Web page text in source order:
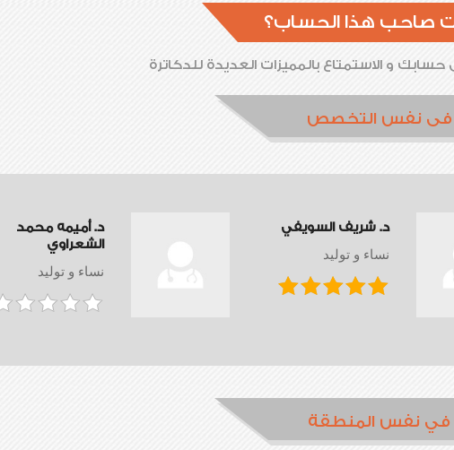
صاحب هذا الحساب؟
و الاستمتاع بالمميزات العديدة للدكاترة
فى نفس التخصص
د. أميمه محمد
الشعراوي
نساء و توليد
د. شريف السويفي
نساء و توليد
في نفس المنطقة